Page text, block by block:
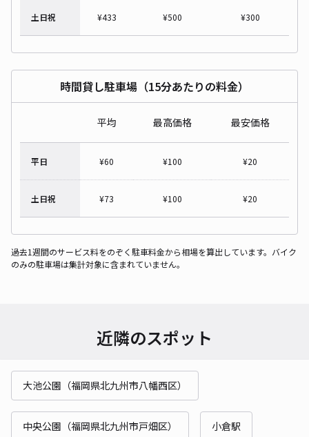
土日祝 ¥433 ¥500 ¥300
時間貸し駐車場（15分あたりの料金）
平均 最高価格 最安価格
平日 ¥60 ¥100 ¥20
土日祝 ¥73 ¥100 ¥20
過去1週間のサービス料をのぞく駐車料金から相場を算出しています。バイク
のみの駐車場は集計対象に含まれていません。
近隣のスポット
大池公園（福岡県北九州市八幡西区）
中央公園（福岡県北九州市戸畑区） 小倉駅